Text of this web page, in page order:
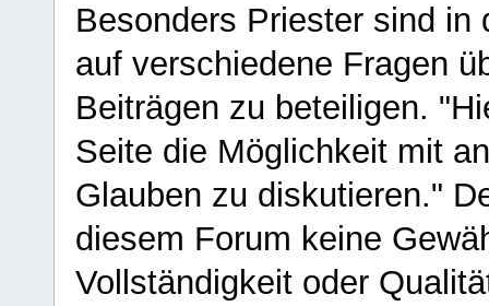
Besonders Priester sind in
auf verschiedene Fragen
Beiträgen zu beteiligen.
Seite die Möglichkeit mit
Glauben zu diskutieren."
diesem Forum keine
Vollständigkeit oder